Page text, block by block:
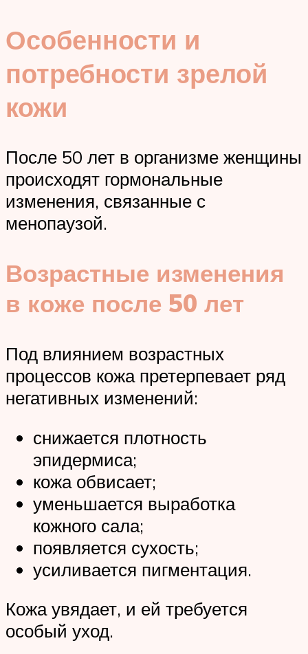
Особенности и
потребности зрелой
кожи
После 50 лет в организме женщины
происходят гормональные
изменения, связанные с
менопаузой.
Возрастные изменения
в коже после 50 лет
Под влиянием возрастных
процессов кожа претерпевает ряд
негативных изменений:
снижается плотность
эпидермиса;
кожа обвисает;
уменьшается выработка
кожного сала;
появляется сухость;
усиливается пигментация.
Кожа увядает, и ей требуется
особый уход.